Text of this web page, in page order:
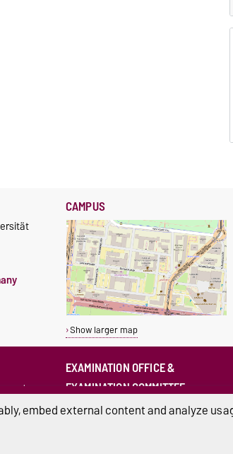
CAMPUS
Show larger map
EXAMINATION OFFICE &
EXAMINATION COMMITTEE
sprz-pruefungsamt@ovgu.de
embed external content and analyze